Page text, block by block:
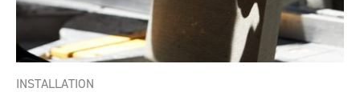
INSTALLATION